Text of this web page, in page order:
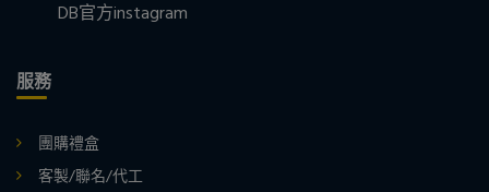
DB官方instagram
服務
團購禮盒
客製/聯名/代工